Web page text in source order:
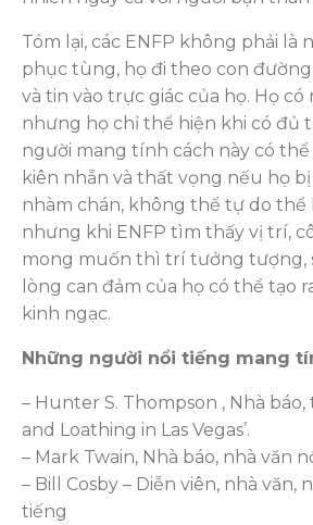
Tóm lại, các ENFP không phải là
phục tùng, họ đi theo con
và tin vào trực giác của họ. Họ có
nhưng họ chỉ thể hiện khi có đủ
người mang tính cách này có
kiên nhẫn và thất vọng nếu họ
nhàm chán, không thể tự do thể
nhưng khi ENFP tìm thấy vị trí,
mong muốn thì trí tưởng tượng,
lòng can đảm của họ có thể tạo
kinh ngạc.
Những người nổi tiếng mang
– Hunter S. Thompson , Nhà báo,
and Loathing in Las Vegas’.
– Mark Twain, Nhà báo, nhà văn
– Bill Cosby – Diễn viên, nhà văn,
tiếng